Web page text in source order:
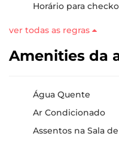
Horário para
ver todas as regras
Amenities da
Água Quente
Ar Condicionado
Assentos na Sala